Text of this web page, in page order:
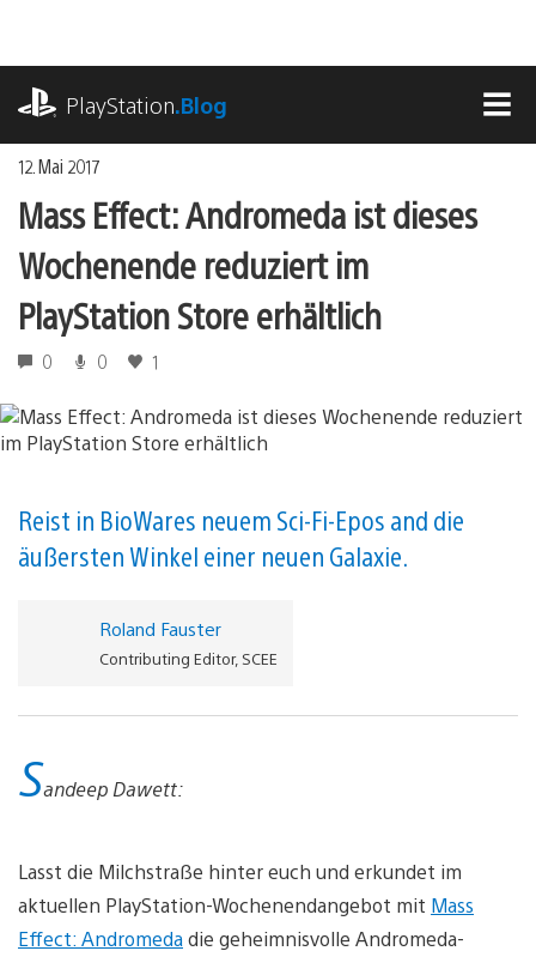
springen
PlayStation.Blog
12. Mai 2017
Mass Effect: Andromeda ist dieses
Wochenende reduziert im
PlayStation Store erhältlich
0 0 1
Reist in BioWares neuem Sci-Fi-Epos and die
äußersten Winkel einer neuen Galaxie.
Roland Fauster
Contributing Editor, SCEE
Sandeep Dawett:
Lasst die Milchstraße hinter euch und erkundet im
aktuellen PlayStation-Wochenendangebot mit Mass
Effect: Andromedadie geheimnisvolle Andromeda-